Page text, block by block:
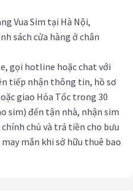
Vua Sim tại Hà Nội,
sách cửa hàng ở chân
gọi hotline hoặc chat với
tiếp nhận thông tin, hồ sơ
giao Hỏa Tốc trong 30
sim) đến tận nhà, nhận sim
chủ và trả tiền cho bưu
mắn khi sở hữu thuê bao